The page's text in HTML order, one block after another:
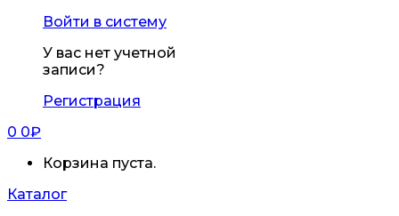
Войти в систему
У вас нет учетной
записи?
Регистрация
0 0₽
Корзина пуста.
Каталог